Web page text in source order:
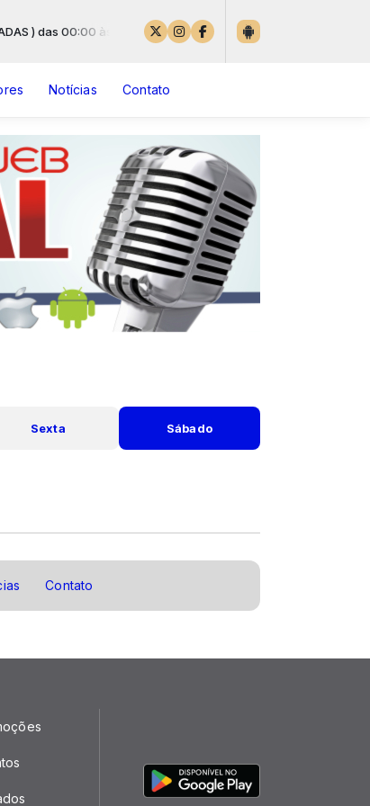
) das 00:00 às 23:59
Notícias Contato
Sexta Sábado
Contato